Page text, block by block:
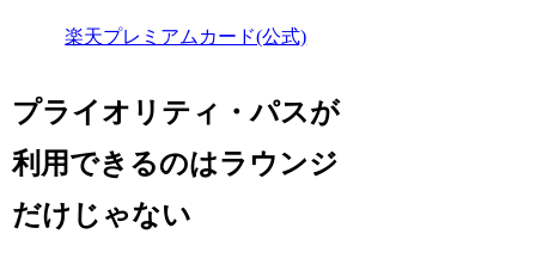
楽天プレミアムカード(公式)
プライオリティ・パスが
利用できるのはラウンジ
だけじゃない